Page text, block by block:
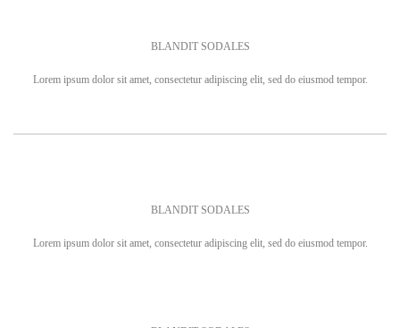
BLANDIT SODALES
Lorem ipsum dolor sit amet, consectetur adipiscing elit, sed do eiusmod tempor.
BLANDIT SODALES
Lorem ipsum dolor sit amet, consectetur adipiscing elit, sed do eiusmod tempor.